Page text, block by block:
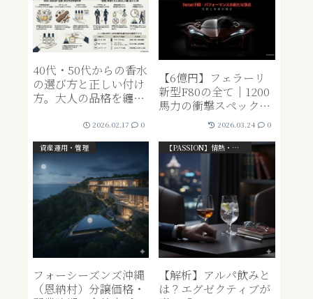
40代・50代からの香水
の選び方と正しい付け
方。大人の品格を纏う
2026.02.17 0
【6億円】フェラーリ
新型F80の全て｜1200
馬力の衝撃スペックと
「選ばれし者」の購入
2026.03.24 0
資産運用・管理
フォーシーズンズ沖縄
（恩納村）分譲価格・
【PASSION】情熱・ライフスタイル系
【解析】アルパ飲みと
は？エグゼクティブが